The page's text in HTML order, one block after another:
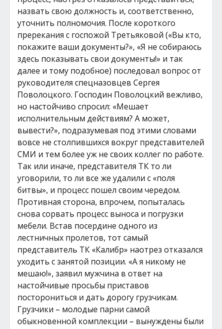
назвать свою должность и, соответственно,
уточнить полномочия. После короткого
пререкания с госпожой Третьяковой («Вы кто,
покажите ваши документы?», «Я не собираюсь
здесь показывать свои документы!» и так
далее и тому подобное) последовал вопрос от
руководителя спецназовцев Сергея
Поволоцкого. Господин Поволоцкий вежливо,
но настойчиво спросил: «Мешает
исполнительным действиям? А может,
вывести?», подразумевая под этими словами
вовсе не столпившихся вокруг представителей
СМИ и тем более уж не своих коллег по работе.
Так или иначе, представителя ТК то ли
уговорили, то ли все же удалили с «поля
битвы», и процесс пошел своим чередом.
Противная сторона, впрочем, попыталась
снова сорвать процесс выноса и погрузки
мебели. Встав посердине одного из
лестничных пролетов, тот самый
представитель ТК «Калибр» наотрез отказался
уходить с занятой позиции. «А я никому не
мешаю!», заявил мужчина в ответ на
настойчивые просьбы приставов
посторониться и дать дорогу грузчикам.
Грузчики – молодые парни самой
обыкновенной комплекции – вынуждены были